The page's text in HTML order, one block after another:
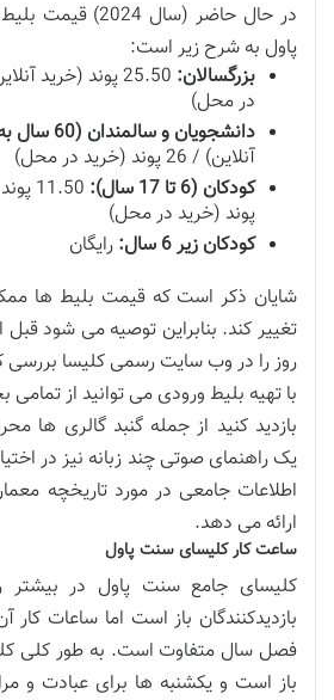
در حال حاضر (سال
پاول به شرح زیر است:
بزرگسالان:
در محل)
دانشجویان و سالمندان (60 سال به بالا):
آنلاین) / 26 پوند (خرید در محل)
کودکان (6 تا 17 سال):
پوند (خرید در محل)
کودکان زیر 6 سال:
رایگان
شایان ذکر است که قیمت بلیط ها
تغییر کند. بنابراین توصیه می شود قبل
روز را در وب سایت رسمی کلیسا بررسی
با تهیه بلیط ورودی می توانید از
بازدید کنید از جمله گنبد گالری ها
یک راهنمای صوتی چند زبانه نیز در
اطلاعات جامعی در مورد تاریخچه
ارائه می دهد.
ساعت کار کلیسای سنت پاول
کلیسای جامع سنت پاول در بیشتر
بازدیدکنندگان باز است اما ساعات
فصل سال متفاوت است. به طور کلی
باز است و یکشنبه ها برای عبادت و